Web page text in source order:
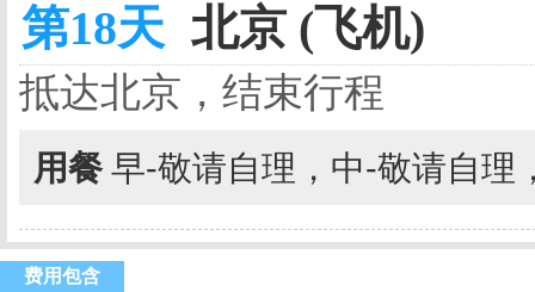
第18天 北京 (飞机)
抵达北京，结束行程
用餐 早-敬请自理，中-敬请自理
费用包含